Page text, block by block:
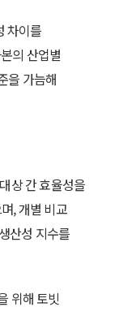
차이를
의 산업별
을 가늠해
상 간 효율성을
, 개별 비교
산성 지수를
위해 토빗